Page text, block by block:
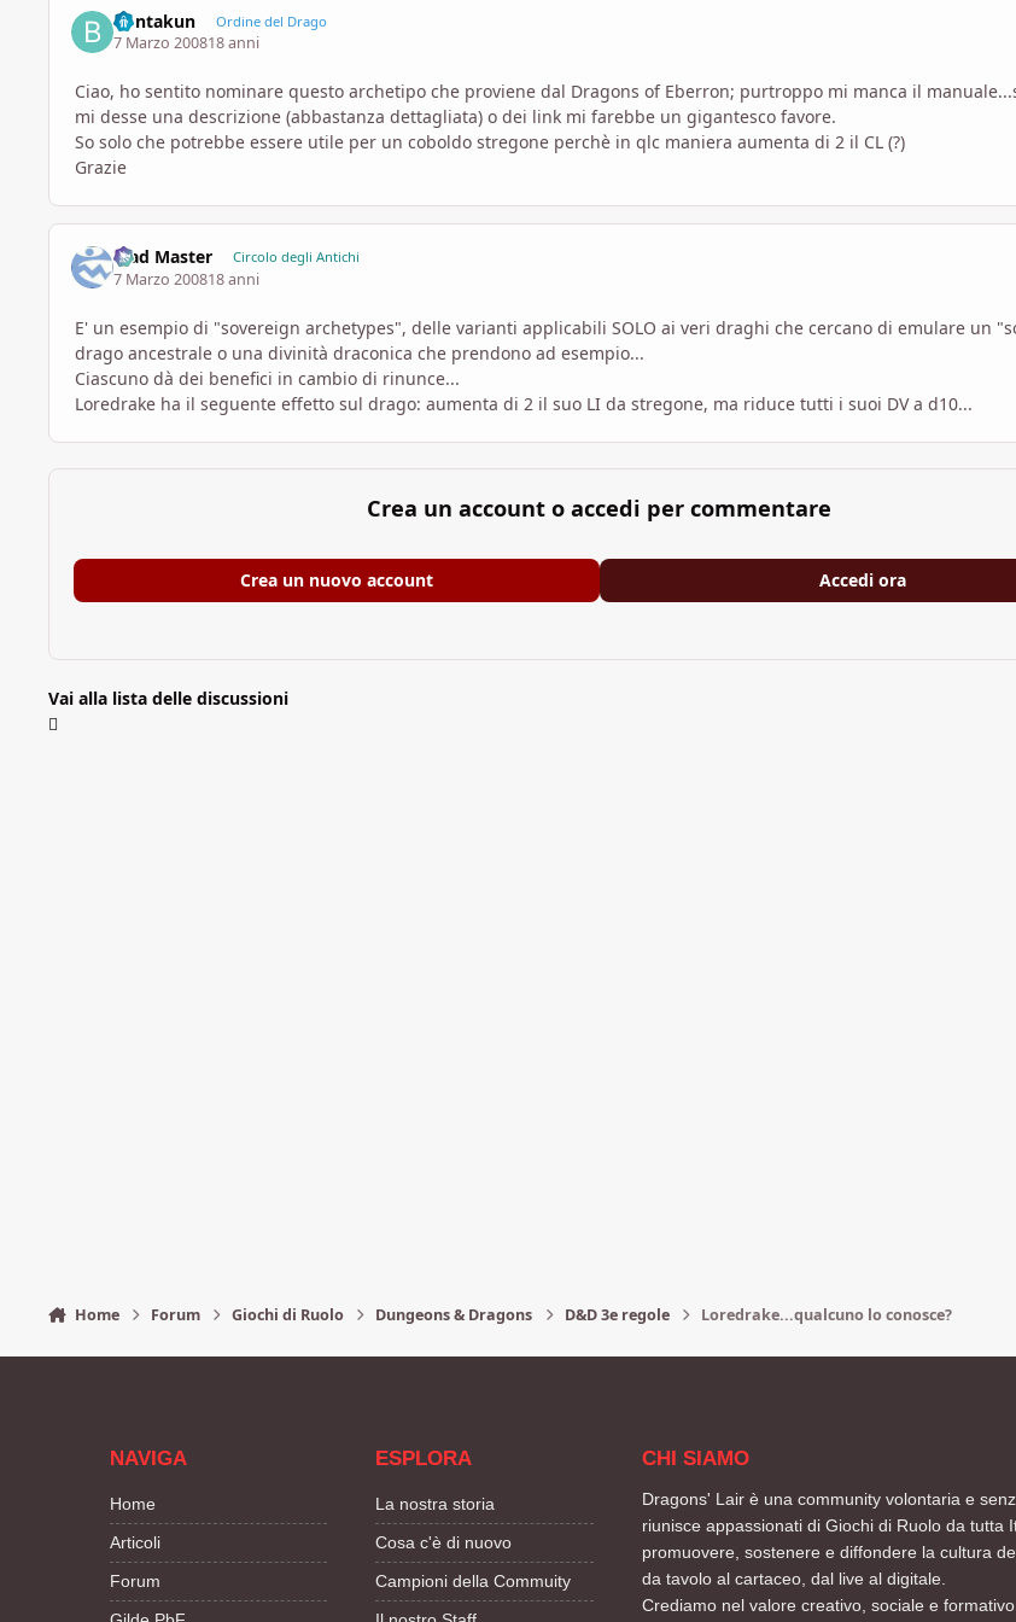
bontakun Ordine del Drago
7 Marzo 200818 anni
Ciao, ho sentito nominare questo archetipo che proviene dal Dragons of Eberron; purtroppo mi manca il
mi desse una descrizione (abbastanza dettagliata) o dei link mi farebbe un gigantesco favore.
So solo che potrebbe essere utile per un coboldo stregone perchè in qlc maniera aumenta di 2 il CL (?)
Grazie
Mad Master Circolo degli Antichi
7 Marzo 200818 anni
E' un esempio di "sovereign archetypes", delle varianti applicabili SOLO ai veri draghi che cercano di emulare un
drago ancestrale o una divinità draconica che prendono ad esempio...
Ciascuno dà dei benefici in cambio di rinunce...
Loredrake ha il seguente effetto sul drago: aumenta di 2 il suo LI da stregone, ma riduce tutti i suoi DV a d10...
Crea un account o accedi per commentare
Crea un nuovo account Accedi ora
Vai alla lista delle discussioni
Home Forum Giochi di Ruolo Dungeons & Dragons D&D 3e regole Loredrake...qualcuno lo conosce?
NAVIGA
Home
Articoli
Forum
ESPLORA
La nostra storia
Cosa c'è di nuovo
Campioni della Commuity
CHI SIAMO
Dragons' Lair è una community volontaria e
riunisce appassionati di Giochi di Ruolo da tutta
promuovere, sostenere e diffondere la cultura
da tavolo al cartaceo, dal live al digitale.
Crediamo nel valore creativo, sociale e